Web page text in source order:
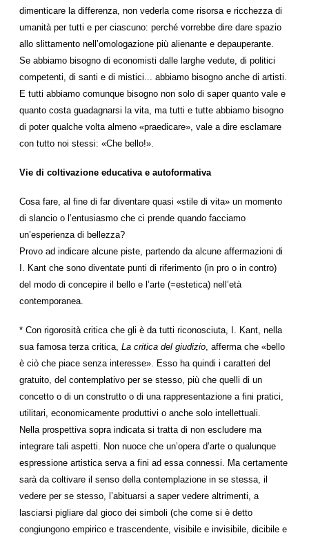
dimenticare la differenza, non vederla come risorsa e ricchezza di
umanità per tutti e per ciascuno: perché vorrebbe dire dare spazio
allo slittamento nell’omologazione più alienante e depauperante.
Se abbiamo bisogno di economisti dalle larghe vedute, di politici
competenti, di santi e di mistici... abbiamo bisogno anche di artisti.
E tutti abbiamo comunque bisogno non solo di saper quanto vale e
quanto costa guadagnarsi la vita, ma tutti e tutte abbiamo bisogno
di poter qualche volta almeno «praedicare», vale a dire esclamare
con tutto noi stessi: «Che bello!».
Vie di coltivazione educativa e autoformativa
Cosa fare, al fine di far diventare quasi «stile di vita» un momento
di slancio o l’entusiasmo che ci prende quando facciamo
un’esperienza di bellezza?
Provo ad indicare alcune piste, partendo da alcune affermazioni di
I. Kant che sono diventate punti di riferimento (in pro o in contro)
del modo di concepire il bello e l’arte (=estetica) nell’età
contemporanea.
* Con rigorosità critica che gli è da tutti riconosciuta, I. Kant, nella
sua famosa terza critica, La critica del giudizio, afferma che «bello
è ciò che piace senza interesse». Esso ha quindi i caratteri del
gratuito, del contemplativo per se stesso, più che quelli di un
concetto o di un construtto o di una rappresentazione a fini pratici,
utilitari, economicamente produttivi o anche solo intellettuali.
Nella prospettiva sopra indicata si tratta di non escludere ma
integrare tali aspetti. Non nuoce che un’opera d’arte o qualunque
espressione artistica serva a fini ad essa connessi. Ma certamente
sarà da coltivare il senso della contemplazione in se stessa, il
vedere per se stesso, l’abituarsi a saper vedere altrimenti, a
lasciarsi pigliare dal gioco dei simboli (che come si è detto
congiungono empirico e trascendente, visibile e invisibile, dicibile e